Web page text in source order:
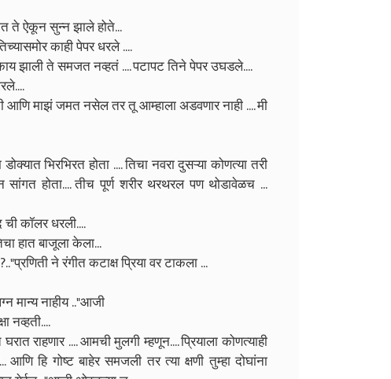
ते ऐकून सुन्न झाले होते...
काही पेपर धरले ....
झाली ते समजत नव्हतं .... पटापट तिने पेपर उघडले....
आणि माझं जमत नसेल तर तू आम्हाला अडवणार नाही .... मी
भिरभिरत होता .... तिचा नवरा दुसऱ्या कोणत्या तरी
होता.... तीच पूर्ण शरीर थरथरल पण थोडावेळच ...
कॉलर धरली....
हात बाजूला केला...
ने रंगीत कटाक्ष प्रिया वर टाकला ...
मान्य नाहीय .."आजी
नव्हती....
राहणार .... आमची मुलगी म्हणून.... प्रियाला कोणत्याही
हि गोष्ट बाहेर समजली तर त्या क्षणी तुम्हा दोघांना